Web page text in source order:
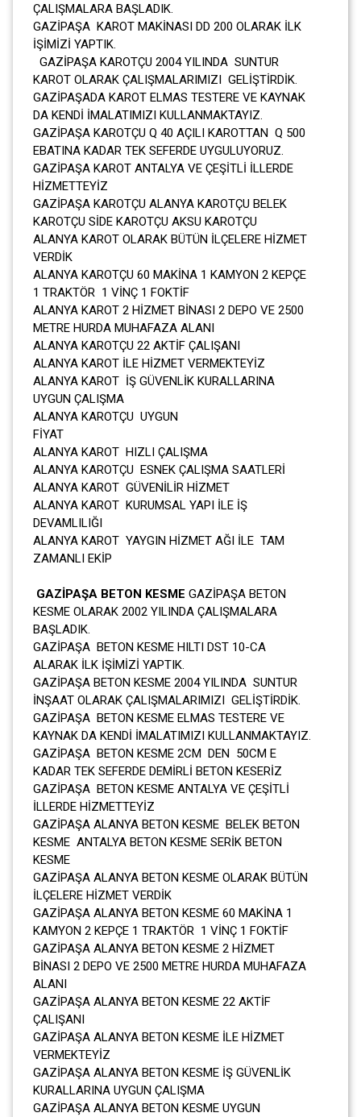
ÇALIŞMALARA BAŞLADIK.
GAZİPAŞA KAROT MAKİNASI DD 200 OLARAK İLK
İŞİMİZİ YAPTIK.
GAZİPAŞA KAROTÇU 2004 YILINDA SUNTUR
KAROT OLARAK ÇALIŞMALARIMIZI GELİŞTİRDİK.
GAZİPAŞADA KAROT ELMAS TESTERE VE KAYNAK
DA KENDİ İMALATIMIZI KULLANMAKTAYIZ.
GAZİPAŞA KAROTÇU Q 40 AÇILI KAROTTAN Q 500
EBATINA KADAR TEK SEFERDE UYGULUYORUZ.
GAZİPAŞA KAROT ANTALYA VE ÇEŞİTLİ İLLERDE
HİZMETTEYİZ
GAZİPAŞA KAROTÇU ALANYA KAROTÇU BELEK
KAROTÇU SİDE KAROTÇU AKSU KAROTÇU
ALANYA KAROT OLARAK BÜTÜN İLÇELERE HİZMET
VERDİK
ALANYA KAROTÇU 60 MAKİNA 1 KAMYON 2 KEPÇE
1 TRAKTÖR 1 VİNÇ 1 FOKTİF
ALANYA KAROT 2 HİZMET BİNASI 2 DEPO VE 2500
METRE HURDA MUHAFAZA ALANI
ALANYA KAROTÇU 22 AKTİF ÇALIŞANI
ALANYA KAROT İLE HİZMET VERMEKTEYİZ
ALANYA KAROT İŞ GÜVENLİK KURALLARINA
UYGUN ÇALIŞMA
ALANYA KAROTÇU UYGUN
ALANYA KAROT HIZLI ÇALIŞMA
ALANYA KAROTÇU ESNEK ÇALIŞMA SAATLERİ
ALANYA KAROT GÜVENİLİR HİZMET
ALANYA KAROT KURUMSAL YAPI İLE İŞ
DEVAMLILIĞI
ALANYA KAROT YAYGIN HİZMET AĞI İLE TAM
ZAMANLI EKİP
GAZİPAŞA BETON KESME GAZİPAŞA BETON
KESME OLARAK 2002 YILINDA ÇALIŞMALARA
BAŞLADIK.
GAZİPAŞA BETON KESME HILTI DST 10-CA
ALARAK İLK İŞİMİZİ YAPTIK.
GAZİPAŞA BETON KESME 2004 YILINDA SUNTUR
İNŞAAT OLARAK ÇALIŞMALARIMIZI GELİŞTİRDİK.
GAZİPAŞA BETON KESME ELMAS TESTERE VE
KAYNAK DA KENDİ İMALATIMIZI KULLANMAKTAYIZ.
GAZİPAŞA BETON KESME 2CM DEN 50CM E
KADAR TEK SEFERDE DEMİRLİ BETON KESERİZ
GAZİPAŞA BETON KESME ANTALYA VE ÇEŞİTLİ
İLLERDE HİZMETTEYİZ
GAZİPAŞA ALANYA BETON KESME BELEK BETON
KESME ANTALYA BETON KESME SERİK BETON
KESME
GAZİPAŞA ALANYA BETON KESME OLARAK BÜTÜN
İLÇELERE HİZMET VERDİK
GAZİPAŞA ALANYA BETON KESME 60 MAKİNA 1
KAMYON 2 KEPÇE 1 TRAKTÖR 1 VİNÇ 1 FOKTİF
GAZİPAŞA ALANYA BETON KESME 2 HİZMET
BİNASI 2 DEPO VE 2500 METRE HURDA MUHAFAZA
ALANI
GAZİPAŞA ALANYA BETON KESME 22 AKTİF
ÇALIŞANI
GAZİPAŞA ALANYA BETON KESME İLE HİZMET
VERMEKTEYİZ
GAZİPAŞA ALANYA BETON KESME İŞ GÜVENLİK
KURALLARINA UYGUN ÇALIŞMA
GAZİPAŞA ALANYA BETON KESME UYGUN